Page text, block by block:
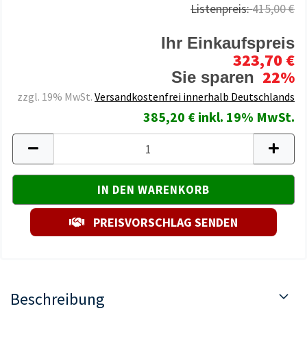
Listenpreis:415,00 €
Ihr Einkaufspreis
323,70 €
Sie sparen 22%
zzgl. 19% MwSt. Versandkostenfrei innerhalb Deutschlands
385,20 € inkl. 19% MwSt.
PREISVORSCHLAG SENDEN
Beschreibung